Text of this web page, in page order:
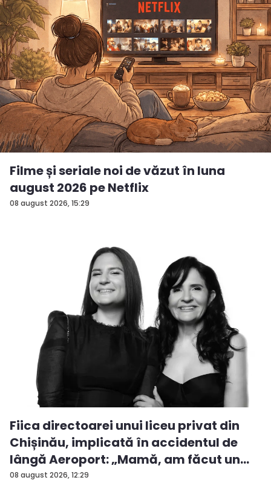
08 august 2026, 15:29
Filme și seriale noi de văzut în luna
august 2026 pe Netflix
08 august 2026, 12:29
Fiica directoarei unui liceu privat din
Chișinău, implicată în accidentul de
lângă Aeroport: „Mamă, am făcut un
ac...